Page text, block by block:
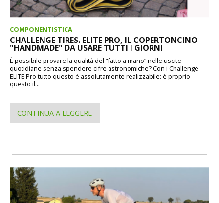
COMPONENTISTICA
CHALLENGE TIRES. ELITE PRO, IL COPERTONCINO
"HANDMADE" DA USARE TUTTI I GIORNI
È possibile provare la qualità del “fatto a mano” nelle uscite
quotidiane senza spendere cifre astronomiche? Con i Challenge
ELITE Pro tutto questo è assolutamente realizzabile: è proprio
questo il...
CONTINUA A LEGGERE